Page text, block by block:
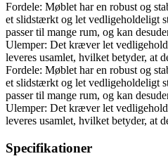
Fordele: Møblet har en robust og
et slidstærkt og let vedligeholdeligt
passer til mange rum, og kan
Ulemper: Det kræver let
leveres usamlet, hvilket betyder, at
Fordele: Møblet har en robust og
et slidstærkt og let vedligeholdeligt
passer til mange rum, og kan
Ulemper: Det kræver let
leveres usamlet, hvilket betyder, at
Specifikationer